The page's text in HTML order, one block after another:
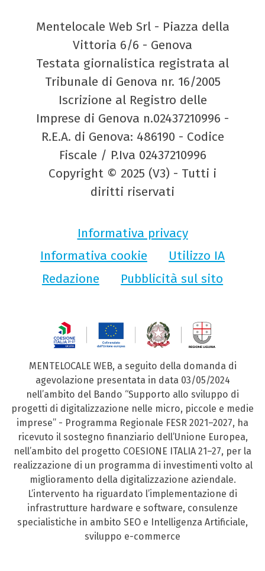
Mentelocale Web Srl - Piazza della
Vittoria 6/6 - Genova
Testata giornalistica registrata al
Tribunale di Genova nr. 16/2005
Iscrizione al Registro delle
Imprese di Genova n.02437210996 -
R.E.A. di Genova: 486190 - Codice
Fiscale / P.Iva 02437210996
Copyright © 2025 (V3) - Tutti i
diritti riservati
Informativa privacy
Informativa cookie
Utilizzo IA
Redazione
Pubblicità sul sito
MENTELOCALE WEB, a seguito della domanda di
agevolazione presentata in data 03/05/2024
nell’ambito del Bando “Supporto allo sviluppo di
progetti di digitalizzazione nelle micro, piccole e medie
imprese” - Programma Regionale FESR 2021–2027, ha
ricevuto il sostegno finanziario dell’Unione Europea,
nell’ambito del progetto COESIONE ITALIA 21–27, per la
realizzazione di un programma di investimenti volto al
miglioramento della digitalizzazione aziendale.
L’intervento ha riguardato l’implementazione di
infrastrutture hardware e software, consulenze
specialistiche in ambito SEO e Intelligenza Artificiale,
sviluppo e-commerce